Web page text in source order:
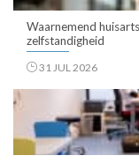
Waarnemend
zelfstandigheid
31 JUL 2026